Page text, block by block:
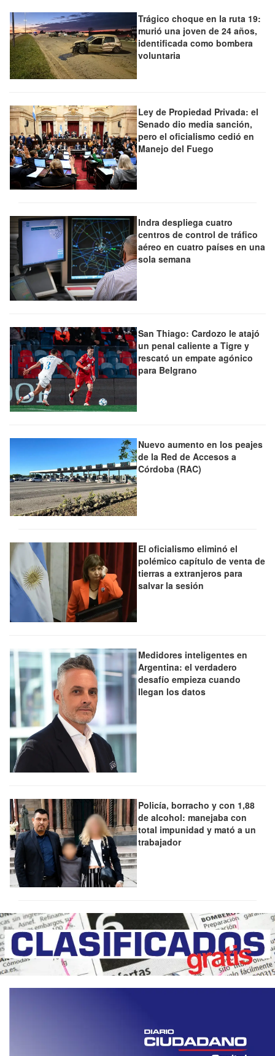
Trágico choque en la ruta 19:
murió una joven de 24 años,
identificada como bombera
voluntaria
Ley de Propiedad Privada: el
Senado dio media sanción,
pero el oficialismo cedió en
Manejo del Fuego
Indra despliega cuatro
centros de control de tráfico
aéreo en cuatro países en una
sola semana
San Thiago: Cardozo le atajó
un penal caliente a Tigre y
rescató un empate agónico
para Belgrano
Nuevo aumento en los peajes
de la Red de Accesos a
Córdoba (RAC)
El oficialismo eliminó el
polémico capítulo de venta de
tierras a extranjeros para
salvar la sesión
Medidores inteligentes en
Argentina: el verdadero
desafío empieza cuando
llegan los datos
Policía, borracho y con 1,88
de alcohol: manejaba con
total impunidad y mató a un
trabajador